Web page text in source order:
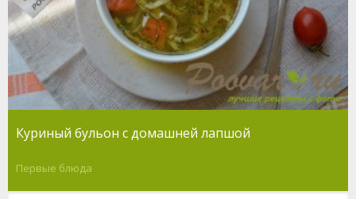
Куриный бульон с домашней лапшой
Первые блюда